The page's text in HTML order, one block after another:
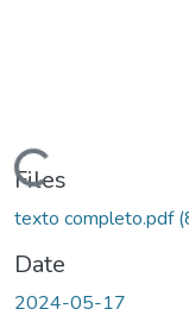
Files
texto completo.pdf
Date
2024-05-17